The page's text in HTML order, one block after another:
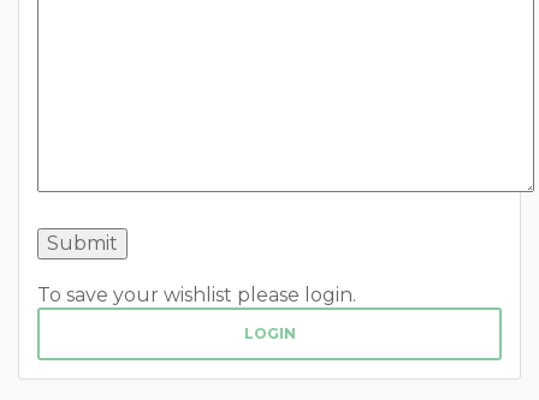
To save your wishlist please login.
LOGIN